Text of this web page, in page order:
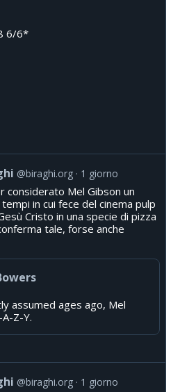
6/6*
@biraghi.org 1 giorno
considerato Mel Gibson un
in cui fece del cinema pulp
Cristo in una specie di pizza
tale, forse anche
assumed ages ago, Mel
Z-Y.
@biraghi.org 1 giorno